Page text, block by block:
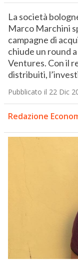
La società
Marco Marchini
campagne di
chiude un round
Ventures. Con il
distribuiti,
Pubblicato il 22 Dic
Redazione